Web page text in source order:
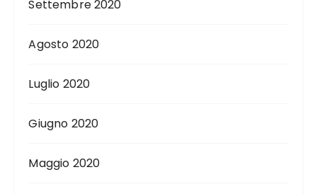
Settembre 2020
Agosto 2020
Luglio 2020
Giugno 2020
Maggio 2020